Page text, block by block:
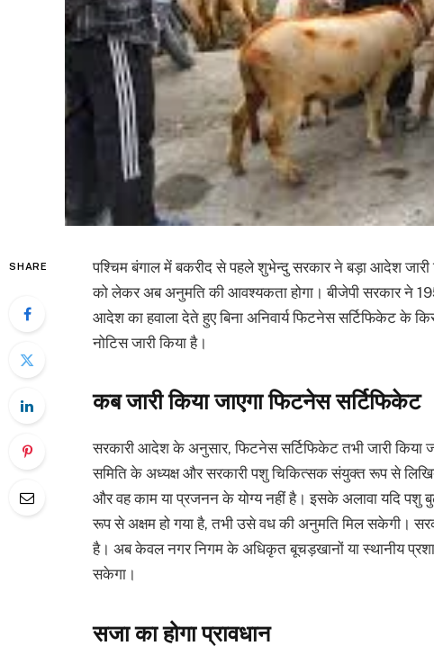
SHARE
पश्चिम बंगाल में बकरीद से पहले शुभेन्दु सरकार ने बड़ा आदेश
को लेकर अब अनुमति की आवश्यकता होगा। बीजेपी सरकार ने
आदेश का हवाला देते हुए बिना अनिवार्य फिटनेस सर्टिफिकेट के
नोटिस जारी किया है।
कब जारी किया जाएगा फिटनेस सर्टिफिकेट
सरकारी आदेश के अनुसार, फिटनेस सर्टिफिकेट तभी जारी किया
समिति के अध्यक्ष और सरकारी पशु चिकित्सक संयुक्त रूप से
और वह काम या प्रजनन के योग्य नहीं है। इसके अलावा यदि पशु
रूप से अक्षम हो गया है, तभी उसे वध की अनुमति मिल सकेगी।
है। अब केवल नगर निगम के अधिकृत बूचड़खानों या स्थानीय
सकेगा।
सजा का होगा प्रावधान